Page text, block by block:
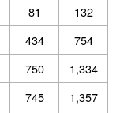
81
132
434
754
750
1,334
745
1,357